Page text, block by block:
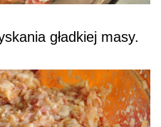
gładkiej masy.